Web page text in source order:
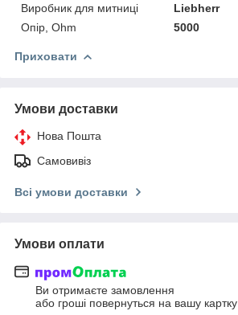
Виробник для митниці
Liebherr
Опір, Ohm
5000
Приховати
Умови доставки
Нова Пошта
Самовивіз
Всі умови доставки
Умови оплати
Ви отримаєте замовлення
або гроші повернуться на вашу картку